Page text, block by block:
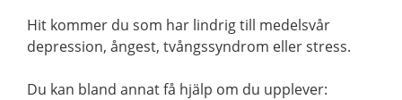
Hit kommer du som har lindrig till medelsvår
depression, ångest, tvångssyndrom eller stress.
Du kan bland annat få hjälp om du upplever: